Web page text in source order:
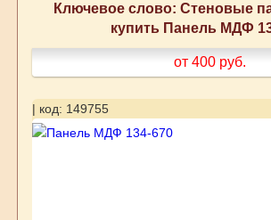
Ключевое слово: Стеновые
купить Панель МДФ
от 400 руб.
| код: 149755